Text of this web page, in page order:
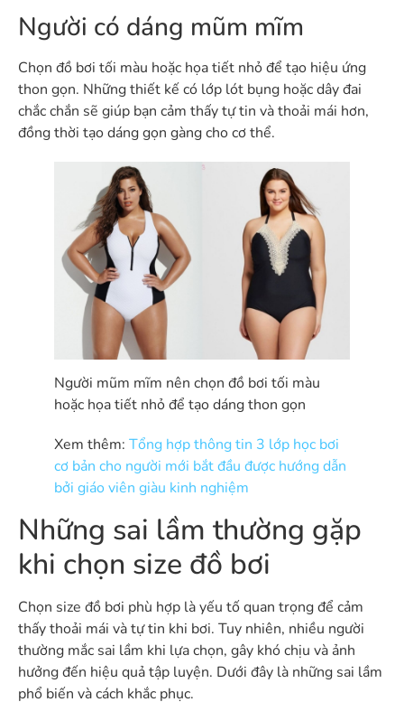
Người có dáng mũm mĩm
Chọn đồ bơi tối màu hoặc họa tiết nhỏ để tạo hiệu ứng
thon gọn. Những thiết kế có lớp lót bụng hoặc dây đai
chắc chắn sẽ giúp bạn cảm thấy tự tin và thoải mái hơn,
đồng thời tạo dáng gọn gàng cho cơ thể.
Người mũm mĩm nên chọn đồ bơi tối màu
hoặc họa tiết nhỏ để tạo dáng thon gọn
Xem thêm: Tổng hợp thông tin 3 lớp học bơi
cơ bản cho người mới bắt đầu được hướng dẫn
bởi giáo viên giàu kinh nghiệm
Những sai lầm thường gặp
khi chọn size đồ bơi
Chọn size đồ bơi phù hợp là yếu tố quan trọng để cảm
thấy thoải mái và tự tin khi bơi. Tuy nhiên, nhiều người
thường mắc sai lầm khi lựa chọn, gây khó chịu và ảnh
hưởng đến hiệu quả tập luyện. Dưới đây là những sai lầm
phổ biến và cách khắc phục.